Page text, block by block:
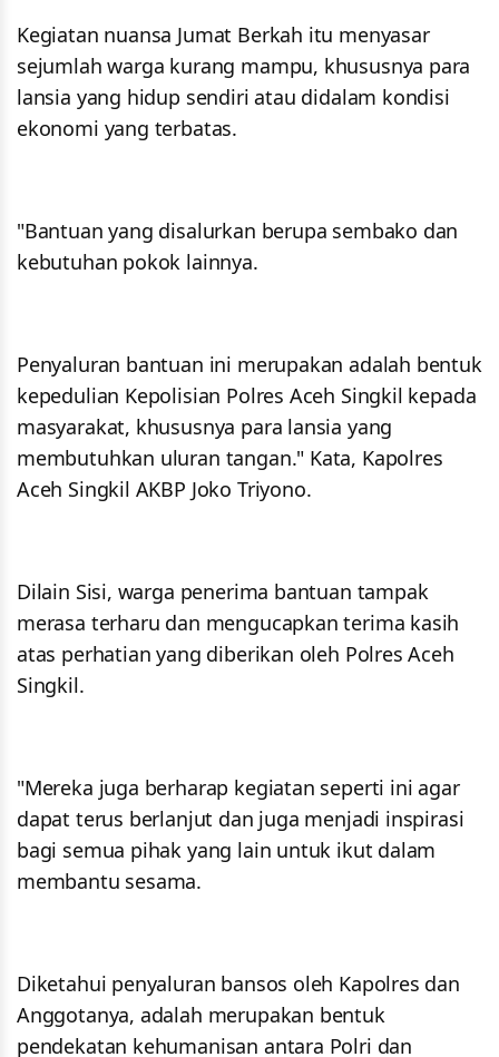
Kegiatan nuansa Jumat Berkah itu menyasar
sejumlah warga kurang mampu, khususnya para
lansia yang hidup sendiri atau didalam kondisi
ekonomi yang terbatas.
"Bantuan yang disalurkan berupa sembako dan
kebutuhan pokok lainnya.
Penyaluran bantuan ini merupakan adalah bentuk
kepedulian Kepolisian Polres Aceh Singkil kepada
masyarakat, khususnya para lansia yang
membutuhkan uluran tangan." Kata, Kapolres
Aceh Singkil AKBP Joko Triyono.
Dilain Sisi, warga penerima bantuan tampak
merasa terharu dan mengucapkan terima kasih
atas perhatian yang diberikan oleh Polres Aceh
Singkil.
"Mereka juga berharap kegiatan seperti ini agar
dapat terus berlanjut dan juga menjadi inspirasi
bagi semua pihak yang lain untuk ikut dalam
membantu sesama.
Diketahui penyaluran bansos oleh Kapolres dan
Anggotanya, adalah merupakan bentuk
pendekatan kehumanisan antara Polri dan